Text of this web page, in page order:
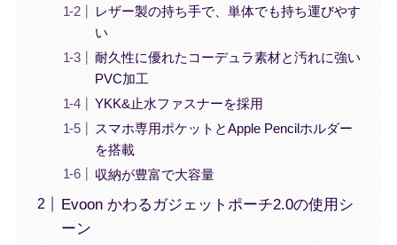
レザー製の持ち手で、単体でも持ち運びやす
い
耐久性に優れたコーデュラ素材と汚れに強い
PVC加工
YKK&止水ファスナーを採用
スマホ専用ポケットとApple Pencilホルダー
を搭載
収納が豊富で大容量
Evoon かわるガジェットポーチ2.0の使用シ
ーン